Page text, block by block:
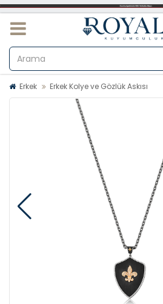
Erkek Erkek Kolye ve Gözlük Askısı